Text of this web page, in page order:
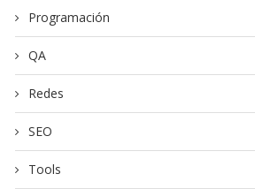
Programación
QA
Redes
SEO
Tools